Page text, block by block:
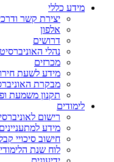
מידע כללי
יצירת קשר
אלפון
דרושים
נהלי
מכרזים
מידע לשעת
מבקרת
תקנון משמעת
לימודים
רישום
מידע
חישוב סיכויי
לוח שנת